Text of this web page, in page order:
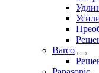
Barco